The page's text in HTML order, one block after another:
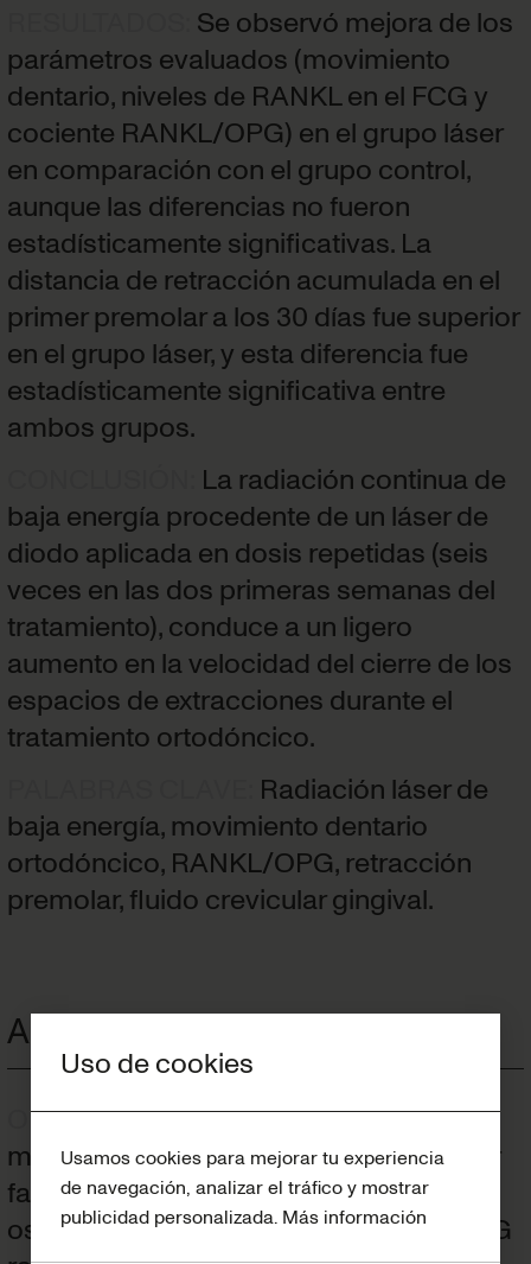
Se observó mejora de los
parámetros evaluados (movimiento
dentario, niveles de RANKL en el FCG y
cociente RANKL/OPG) en el grupo láser
en comparación con el grupo control,
aunque las diferencias no fueron
estadísticamente significativas. La
distancia de retracción acumulada en el
primer premolar a los 30 días fue superior
en el grupo láser, y esta diferencia fue
estadísticamente significativa entre
ambos grupos.
La radiación continua de
baja energía procedente de un láser de
diodo aplicada en dosis repetidas (seis
veces en las dos primeras semanas del
tratamiento), conduce a un ligero
aumento en la velocidad del cierre de los
espacios de extracciones durante el
tratamiento ortodóncico.
Radiación láser de
baja energía, movimiento dentario
ortodóncico, RANKL/OPG, retracción
premolar, fluido crevicular gingival.
Abstract
OBJECTIVE:To evaluate tooth
movement, receptor activator of nuclear
factor KB ligand (RANKL),
osteoprotegerin (OPG) and RANKL/OPG
Uso de cookies
Usamos cookies para mejorar tu experiencia
de navegación, analizar el tráfico y mostrar
publicidad personalizada. Más información